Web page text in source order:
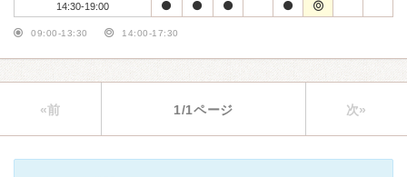
14:30-19:00
09:00-13:30 14:00-17:30
«前 1/1ページ 次»